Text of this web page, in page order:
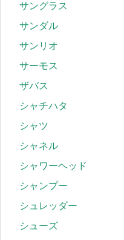
サングラス
サンダル
サンリオ
サーモス
ザバス
シャチハタ
シャツ
シャネル
シャワーヘッド
シャンプー
シュレッダー
シューズ